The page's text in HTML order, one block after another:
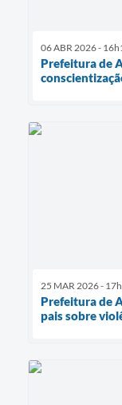
06 ABR 2026 -
Prefeitura de
25 MAR 2026 -
Prefeitura de
pais sobre